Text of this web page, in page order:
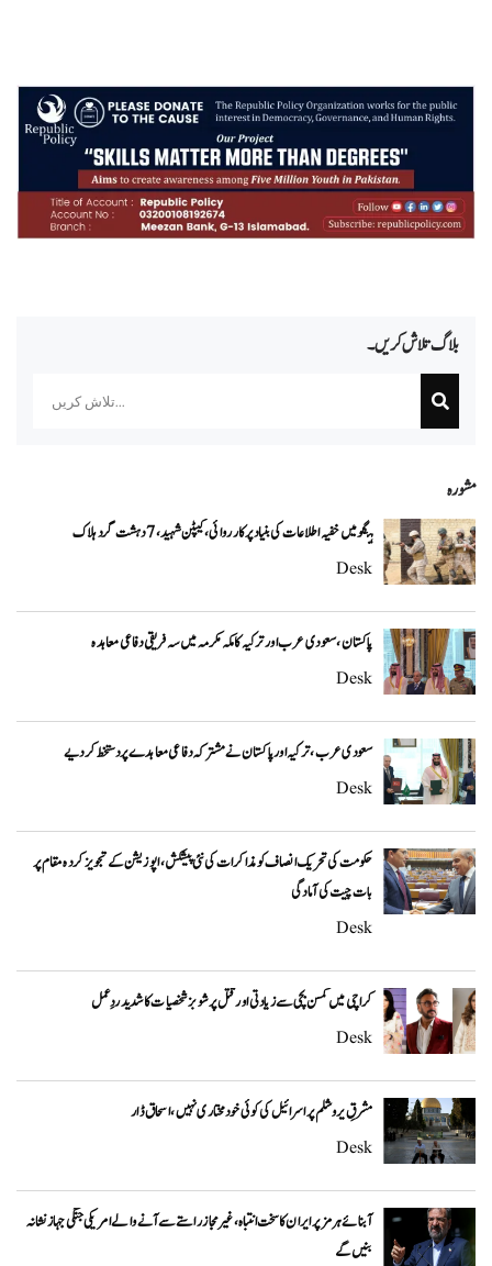
بلاگ تلاش کریں۔
مشورہ
ہنگو میں خفیہ اطلاعات کی بنیاد پر کارروائی، کیپٹن شہید، 7 دہشت گرد ہلاک
Desk
پاکستان، سعودی عرب اور ترکیہ کا مکہ مکرمہ میں سہ فریقی دفاعی معاہدہ
Desk
سعودی عرب، ترکیہ اور پاکستان نے مشترکہ دفاعی معاہدے پر دستخط کر دیے
Desk
حکومت کی تحریک انصاف کو مذاکرات کی نئی پیشکش، اپوزیشن کے تجویز کردہ مقام پر
بات چیت کی آمادگی
Desk
کراچی میں کمسن بچی سے زیادتی اور قتل پر شوبز شخصیات کا شدید ردِعمل
Desk
مشرقِ یروشلم پر اسرائیل کی کوئی خودمختاری نہیں، اسحاق ڈار
Desk
آبنائے ہرمز پر ایران کا سخت انتباہ، غیر مجاز راستے سے آنے والے امریکی جنگی جہاز نشانہ
بنیں گے